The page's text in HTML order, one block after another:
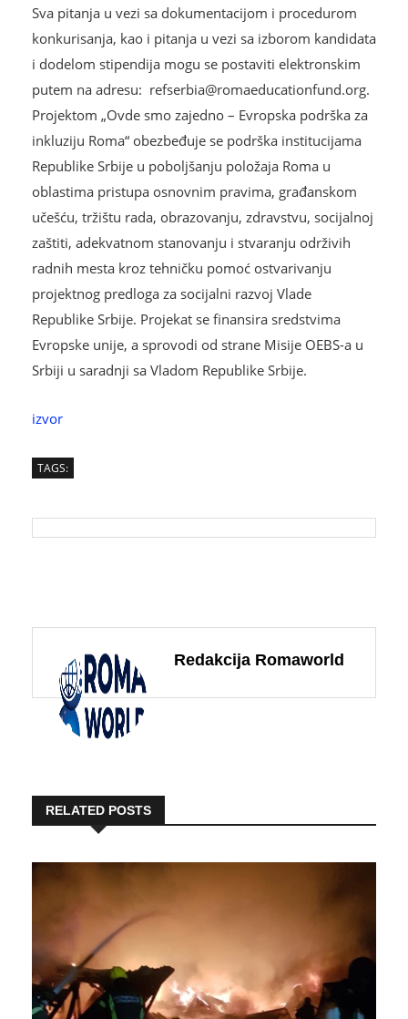
Sva pitanja u vezi sa dokumentacijom i procedurom
konkurisanja, kao i pitanja u vezi sa izborom kandidata
i dodelom stipendija mogu se postaviti elektronskim
putem na adresu: refserbia@romaeducationfund.org.
Projektom „Ovde smo zajedno – Evropska podrška za
inkluziju Roma“ obezbeđuje se podrška institucijama
Republike Srbije u poboljšanju položaja Roma u
oblastima pristupa osnovnim pravima, građanskom
učešću, tržištu rada, obrazovanju, zdravstvu, socijalnoj
zaštiti, adekvatnom stanovanju i stvaranju održivih
radnih mesta kroz tehničku pomoć ostvarivanju
projektnog predloga za socijalni razvoj Vlade
Republike Srbije. Projekat se finansira sredstvima
Evropske unije, a sprovodi od strane Misije OEBS-a u
Srbiji u saradnji sa Vladom Republike Srbije.
izvor
TAGS:
Redakcija Romaworld
RELATED POSTS